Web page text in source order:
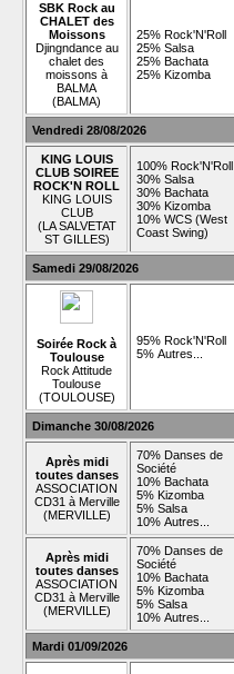
SBK Rock au
CHALET des
Moissons
Djingndance au
chalet des
moissons à
BALMA
(BALMA)
25% Rock'N'Roll
25% Salsa
25% Bachata
25% Kizomba
Vendredi 28/08/2026
KING LOUIS
CLUB SOIREE
ROCK'N ROLL
KING LOUIS
CLUB
(LA SALVETAT
ST GILLES)
100% Rock'N'Roll
30% Salsa
30% Bachata
30% Kizomba
10% WCS (West
Coast Swing)
Samedi 29/08/2026
Soirée Rock à
Toulouse
Rock Attitude
Toulouse
(TOULOUSE)
95% Rock'N'Roll
5% Autres...
Dimanche 30/08/2026
Après midi
toutes danses
ASSOCIATION
CD31 à Merville
(MERVILLE)
70% Danses de
Société
10% Bachata
5% Kizomba
5% Salsa
10% Autres...
Après midi
toutes danses
ASSOCIATION
CD31 à Merville
(MERVILLE)
70% Danses de
Société
10% Bachata
5% Kizomba
5% Salsa
10% Autres...
Mardi 01/09/2026